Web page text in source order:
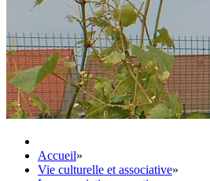
Accueil»
Vie culturelle et associative»